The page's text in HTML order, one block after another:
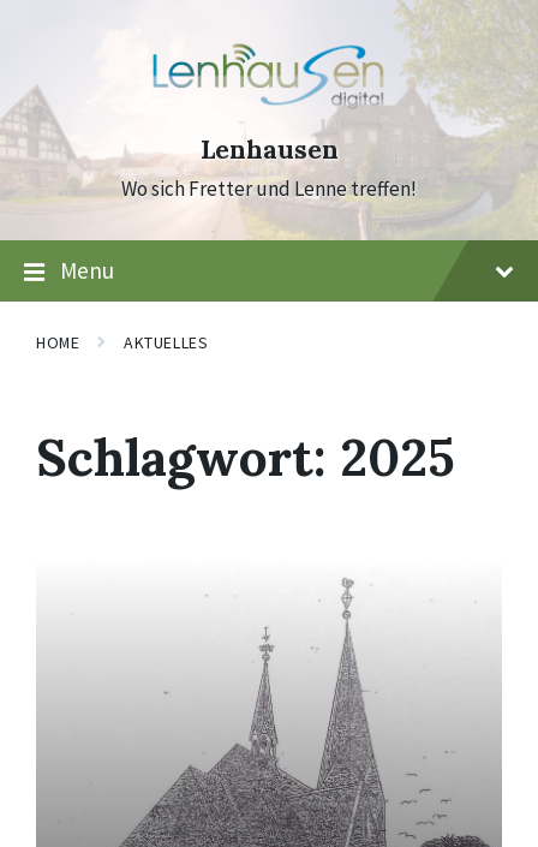
Lenhausen
Wo sich Fretter und Lenne treffen!
Menu
HOME AKTUELLES
Schlagwort: 2025